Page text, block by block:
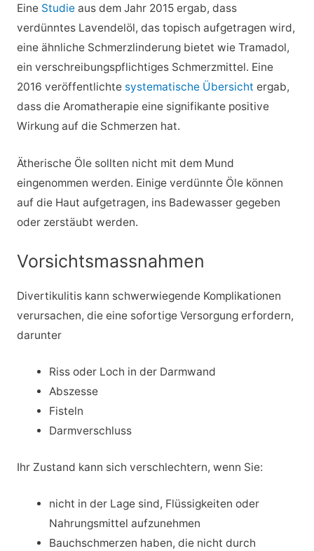
Eine Studieaus dem Jahr 2015 ergab, dass
verdünntes Lavendelöl, das topisch aufgetragen wird,
eine ähnliche Schmerzlinderung bietet wie Tramadol,
ein verschreibungspflichtiges Schmerzmittel. Eine
2016 veröffentlichte systematische Übersicht ergab,
dass die Aromatherapie eine signifikante positive
Wirkung auf die Schmerzen hat.
Ätherische Öle sollten nicht mit dem Mund
eingenommen werden. Einige verdünnte Öle können
auf die Haut aufgetragen, ins Badewasser gegeben
oder zerstäubt werden.
Vorsichtsmassnahmen
Divertikulitis kann schwerwiegende Komplikationen
verursachen, die eine sofortige Versorgung erfordern,
darunter
Riss oder Loch in der Darmwand
Abszesse
Fisteln
Darmverschluss
Ihr Zustand kann sich verschlechtern, wenn Sie:
nicht in der Lage sind, Flüssigkeiten oder
Nahrungsmittel aufzunehmen
Bauchschmerzen haben, die nicht durch